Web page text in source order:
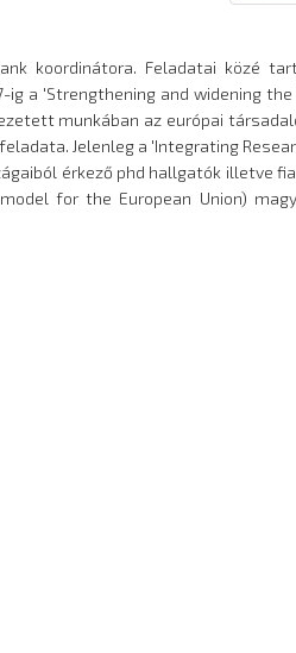
koordinátora. Feladatai közé
a 'Strengthening and widening
munkában az európai
Jelenleg a 'Integrating
érkező phd hallgatók illetve
for the European Union)